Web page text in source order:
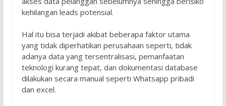
kehilangan leads potensial.
Hal itu bisa terjadi akibat beberapa faktor utama
yang tidak diperhatikan perusahaan seperti, tidak
adanya data yang tersentralisasi, pemanfaatan
teknologi kurang tepat, dan dokumentasi database
dilakukan secara manual seperti Whatsapp pribadi
dan excel.